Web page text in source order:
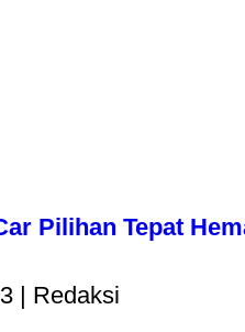
Pilihan Tepat
| Redaksi